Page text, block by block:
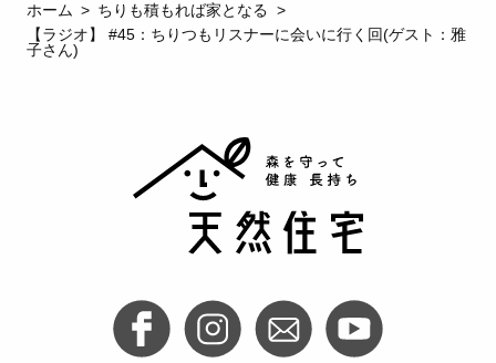
ホーム
ちりも積もれば家となる
【ラジオ】 #45：ちりつもリスナーに会いに行く回(ゲスト：雅
子さん)